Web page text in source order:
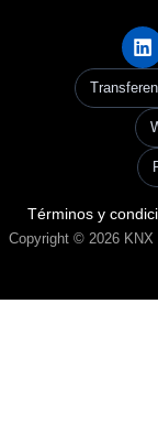
Términos y
Copyright © 2026 KNX